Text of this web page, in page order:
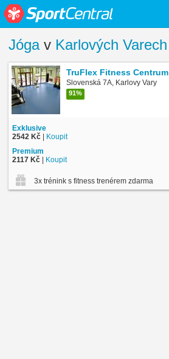
Jóga v Karlových Varech
TruFlex Fitness Centrum
Slovenská 7A, Karlovy Vary
91%
Exklusive
2542 Kč | Koupit
Premium
2117 Kč | Koupit
3x trénink s fitness trenérem zdarma